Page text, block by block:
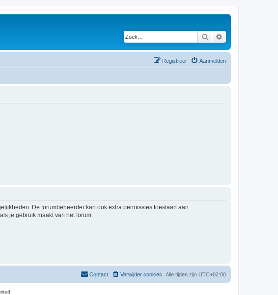
Zoek
Aanmelden
Registreer
De forumbeheerder kan ook extra permissies toestaan aan
je gebruik maakt van het forum.
Alle tijden zijn UTC+02:00
Verwijder cookies
Contact